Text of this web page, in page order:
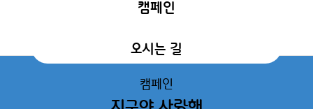
캠페인
오시는 길
캠페인